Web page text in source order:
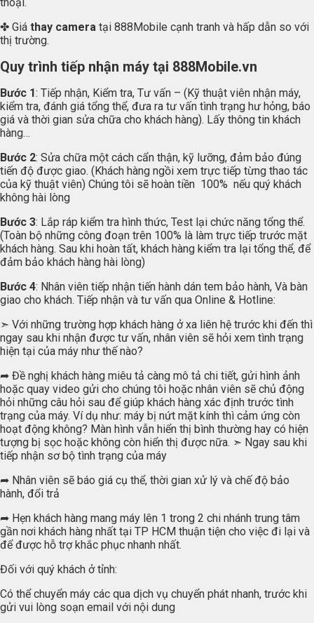
✤ Giá thay camera tại 888Mobile cạnh tranh và hấp dẫn so với
thị trường.
Quy trình tiếp nhận máy tại 888Mobile.vn
Bước 1: Tiếp nhận, Kiểm tra, Tư vấn – (Kỹ thuật viên nhận máy,
kiểm tra, đánh giá tổng thể, đưa ra tư vấn tình trạng hư hỏng, báo
giá và thời gian sửa chữa cho khách hàng). Lấy thông tin khách
hàng…
Bước 2: Sửa chữa một cách cẩn thận, kỹ lưỡng, đảm bảo đúng
tiến độ được giao. (Khách hàng ngồi xem trực tiếp từng thao tác
của kỹ thuật viên) Chúng tôi sẽ hoàn tiền 100% nếu quý khách
không hài lòng
Bước 3: Lắp ráp kiểm tra hình thức, Test lại chức năng tổng thể.
(Toàn bộ những công đoạn trên 100% là làm trực tiếp trước mặt
khách hàng. Sau khi hoàn tất, khách hàng kiểm tra lại tổng thể, để
đảm bảo khách hàng hài lòng)
Bước 4: Nhân viên tiếp nhận tiến hành dán tem bảo hành, Và bàn
giao cho khách. Tiếp nhận và tư vấn qua Online & Hotline:
➣ Với những trường hợp khách hàng ở xa liên hệ trước khi đến thì
ngay sau khi nhận được tư vấn, nhân viên sẽ hỏi xem tình trạng
hiện tại của máy như thế nào?
➦ Đề nghị khách hàng miêu tả càng mô tả chi tiết, gửi hình ảnh
hoặc quay video gửi cho chúng tôi hoặc nhân viên sẽ chủ động
hỏi những câu hỏi sau để giúp khách hàng xác định trước tình
trạng của máy. Ví dụ như: máy bị nứt mặt kính thì cảm ứng còn
hoạt động không? Màn hình vẫn hiển thị bình thường hay có hiện
tượng bị sọc hoặc không còn hiển thị được nữa. ➣ Ngay sau khi
tiếp nhận sơ bộ tình trạng của máy
➦ Nhân viên sẽ báo giá cụ thể, thời gian xử lý và chế độ bảo
hành, đổi trả
➦ Hẹn khách hàng mang máy lên 1 trong 2 chi nhánh trung tâm
gần nơi khách hàng nhất tại TP HCM thuận tiện cho việc đi lại và
để được hỗ trợ khắc phục nhanh nhất.
Đối với quý khách ở tỉnh:
Có thể chuyển máy các qua dịch vụ chuyển phát nhanh, trước khi
gửi vui lòng soạn email với nội dung